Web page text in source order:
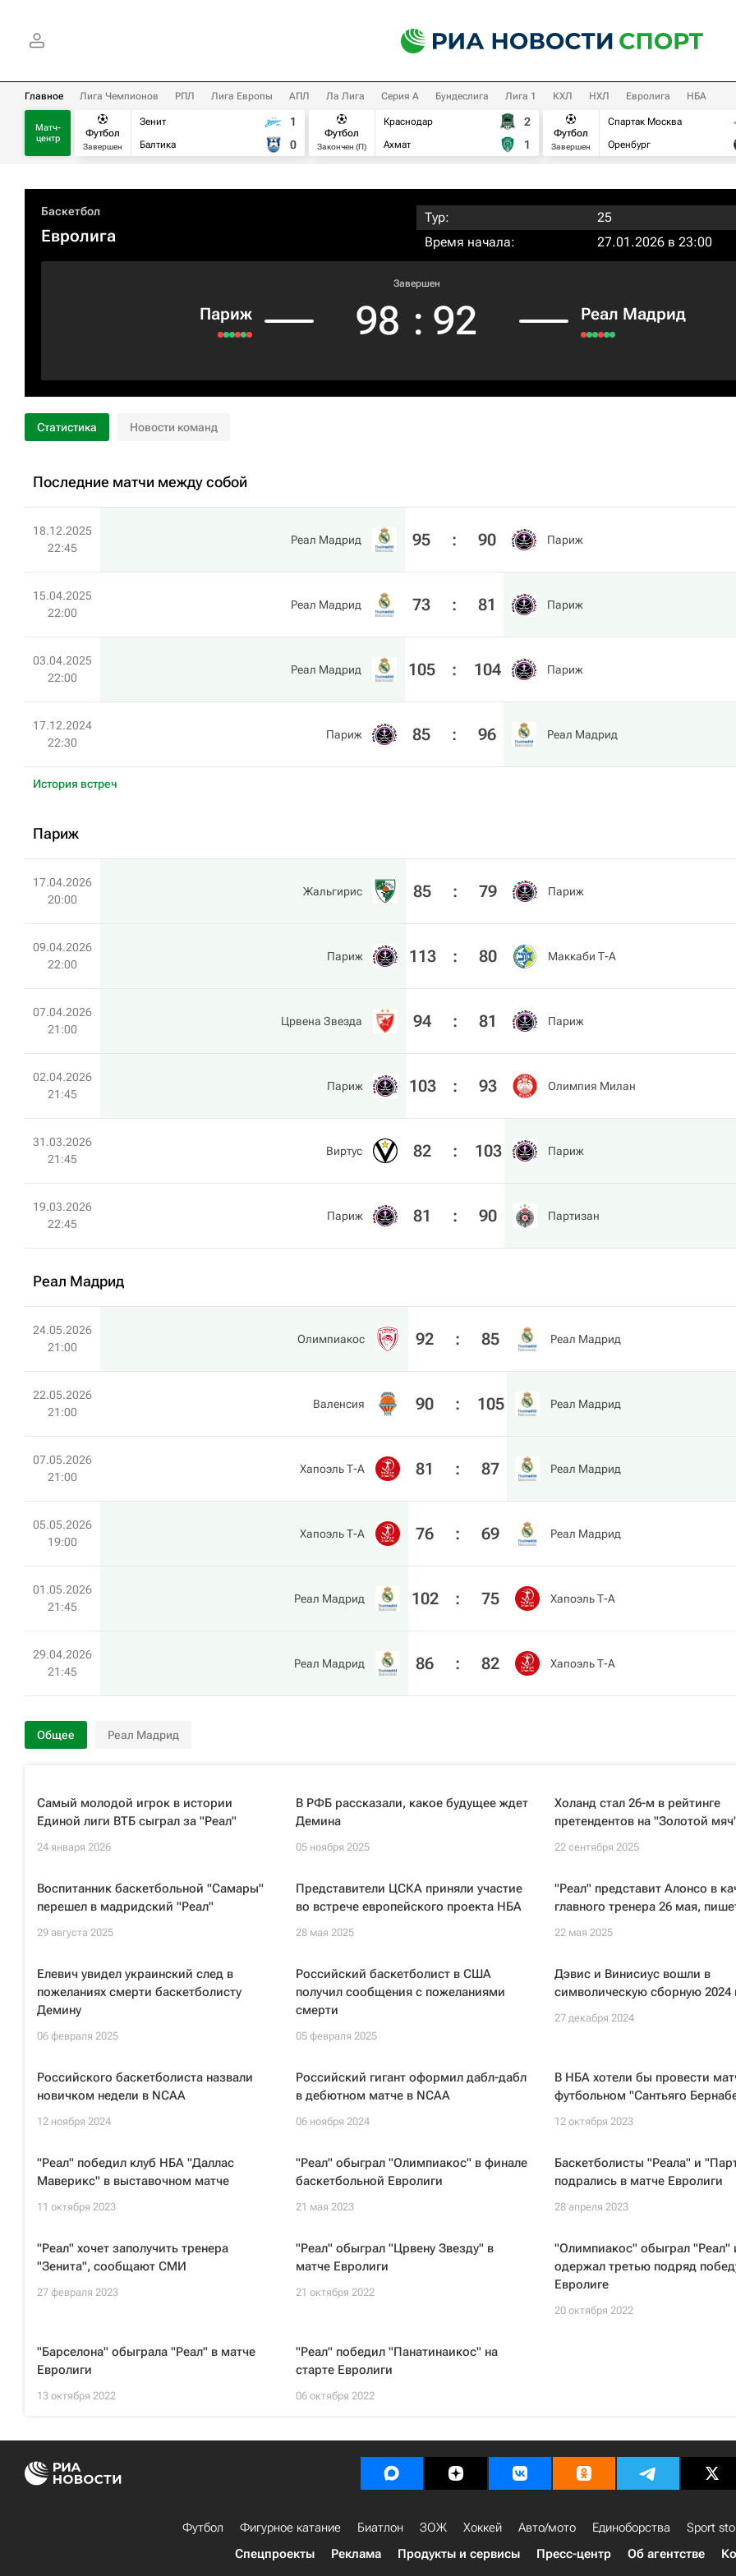
Главное Лига Чемпионов РПЛ Лига Европы АПЛ Ла Лига Серия А Бундеслига Лига 1 КХЛ НХЛ Евролига НБА
Матч-
центр
Футбол
Завершен
Зенит
Балтика
1
0
Футбол
Закончен (П)
Краснодар
Ахмат
2
1
Футбол
Завершен
Спартак Москва
Оренбург
Баскетбол
Евролига
Тур:
25
Время начала:
27.01.2026 в 23:00
Париж
Завершен
98 : 92 Реал Мадрид
Статистика Новости команд
Последние матчи между собой
18.12.2025
22:45
Реал Мадрид 95 : 90 Париж
15.04.2025
22:00
Реал Мадрид 73 : 81 Париж
03.04.2025
22:00
Реал Мадрид 105 : 104 Париж
17.12.2024
22:30
Париж 85 : 96 Реал Мадрид
История встреч
Париж
17.04.2026
20:00
Жальгирис 85 : 79 Париж
09.04.2026
22:00
Париж 113 : 80 Маккаби Т-А
07.04.2026
21:00
Црвена Звезда 94 : 81 Париж
02.04.2026
21:45
Париж 103 : 93 Олимпия Милан
31.03.2026
21:45
Виртус 82 : 103 Париж
19.03.2026
22:45
Париж 81 : 90 Партизан
Реал Мадрид
24.05.2026
21:00
Олимпиакос 92 : 85 Реал Мадрид
22.05.2026
21:00
Валенсия 90 : 105 Реал Мадрид
07.05.2026
21:00
Хапоэль Т-А 81 : 87 Реал Мадрид
05.05.2026
19:00
Хапоэль Т-А 76 : 69 Реал Мадрид
01.05.2026
21:45
Реал Мадрид 102 : 75 Хапоэль Т-А
29.04.2026
21:45
Реал Мадрид 86 : 82 Хапоэль Т-А
Общее Реал Мадрид
Самый молодой игрок в истории
Единой лиги ВТБ сыграл за "Реал"
24 января 2026
В РФБ рассказали, какое будущее ждет
Демина
05 ноября 2025
Холанд стал 26-м в рейтинге
претендентов на "Золотой
22 сентября 2025
Воспитанник баскетбольной "Самары"
перешел в мадридский "Реал"
29 августа 2025
Представители ЦСКА приняли участие
во встрече европейского проекта НБА
28 мая 2025
"Реал" представит Алонсо в
главного тренера 26 мая,
22 мая 2025
Елевич увидел украинский след в
пожеланиях смерти баскетболисту
Демину
06 февраля 2025
Российский баскетболист в США
получил сообщения с пожеланиями
смерти
05 февраля 2025
Дэвис и Винисиус вошли в
символическую сборную 2024
27 декабря 2024
Российского баскетболиста назвали
новичком недели в NCAA
12 ноября 2024
Российский гигант оформил дабл-дабл
в дебютном матче в NCAA
06 ноября 2024
В НБА хотели бы провести
футбольном "Сантьяго
12 октября 2023
"Реал" победил клуб НБА "Даллас
Маверикс" в выставочном матче
11 октября 2023
"Реал" обыграл "Олимпиакос" в финале
баскетбольной Евролиги
21 мая 2023
Баскетболисты "Реала" и
подрались в матче Евролиги
28 апреля 2023
"Реал" хочет заполучить тренера
"Зенита", сообщают СМИ
27 февраля 2023
"Реал" обыграл "Црвену Звезду" в
матче Евролиги
21 октября 2022
"Олимпиакос" обыграл "Реал"
одержал третью подряд
Евролиге
20 октября 2022
"Барселона" обыграла "Реал" в матче
Евролиги
13 октября 2022
"Реал" победил "Панатинаикос" на
старте Евролиги
06 октября 2022
Футбол Фигурное катание Биатлон ЗОЖ Хоккей Авто/мото Единоборства
Sport
Спецпроекты
Реклама Продукты и сервисы Пресс-центр Об агентстве